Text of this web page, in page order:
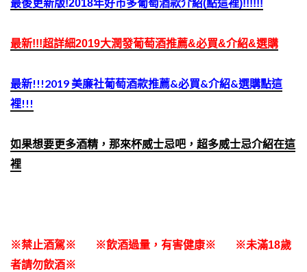
最後更新版!2018年好市多葡萄酒款介紹(點這裡)!!!!!!
最新!!!超詳細2019大潤發葡萄酒推薦&必買&介紹&選購
最新!!!2019 美廉社葡萄酒款推薦&必買&介紹&選購點這
裡!!!
如果想要更多酒精，那來杯威士忌吧，超多威士忌介紹在這
裡
※禁止酒駕※ ※飲酒過量，有害健康※ ※未滿18歲
者請勿飲酒※